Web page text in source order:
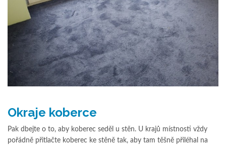
Okraje koberce
Pak dbejte o to, aby koberec seděl u stěn. U krajů místnosti vždy
pořádně přitlačte koberec ke stěně tak, aby tam těšně přiléhal na